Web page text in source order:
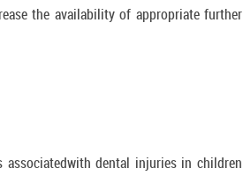
the availability of appropriate further
associatedwith dental injuries in children